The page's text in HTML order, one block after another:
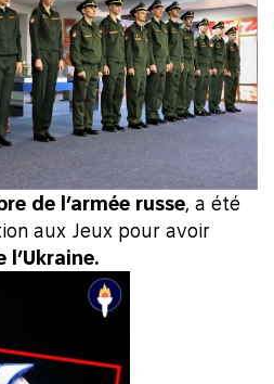
de l’armée russe, a été
aux Jeux pour avoir
l’Ukraine.